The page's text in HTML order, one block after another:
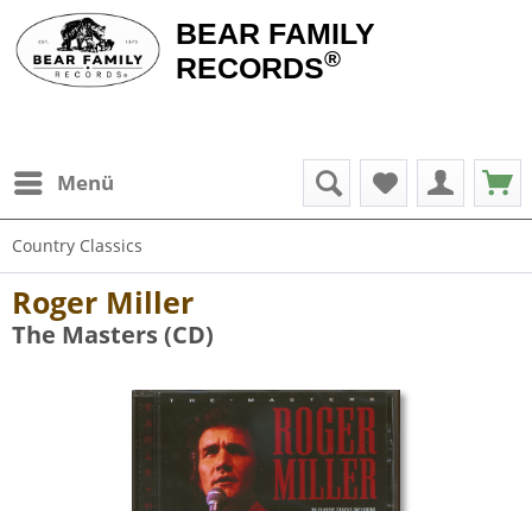
BEAR FAMILY
RECORDS®
Menü
Country Classics
Roger Miller
The Masters (CD)